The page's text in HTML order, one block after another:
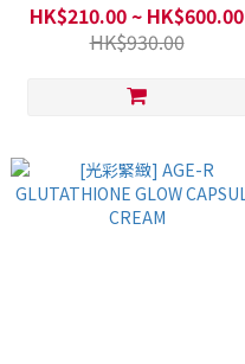
HK$210.00 ~ HK$600.00
HK$930.00